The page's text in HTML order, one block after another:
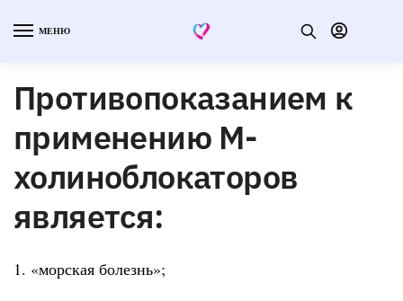
МЕНЮ
Противопоказанием к
применению М-
холиноблокаторов
является:
1. «морская болезнь»;